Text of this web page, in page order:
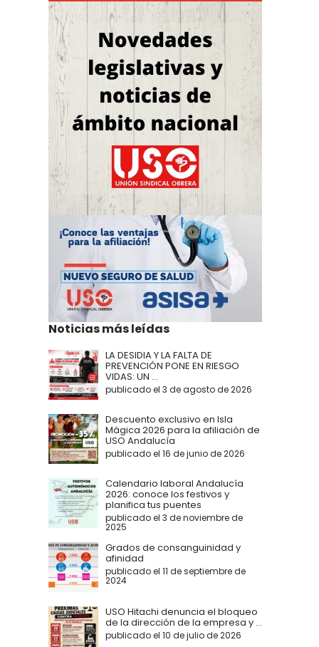
Noticias más leídas
LA DESIDIA Y LA FALTA DE
PREVENCIÓN PONE EN RIESGO
VIDAS: UN ...
publicado el 3 de agosto de 2026
Descuento exclusivo en Isla
Mágica 2026 para la afiliación de
USO Andalucía
publicado el 16 de junio de 2026
Calendario laboral Andalucía
2026: conoce los festivos y
planifica tus puentes
publicado el 3 de noviembre de
2025
Grados de consanguinidad y
afinidad
publicado el 11 de septiembre de
2024
USO Hitachi denuncia el bloqueo
de la dirección de la empresa y ...
publicado el 10 de julio de 2026